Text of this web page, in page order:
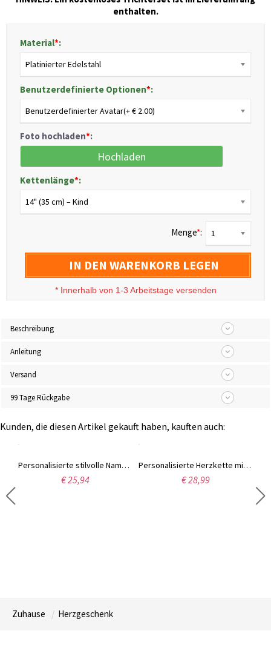
enthalten.
Material*:
Platinierter Edelstahl
Benutzerdefinierte Optionen*:
Benutzerdefinierter Avatar(+ € 2.00)
Foto hochladen*:
Hochladen
Kettenlänge*:
14" (35 cm) – Kind
Menge*: 1
IN DEN WARENKORB LEGEN
* Innerhalb von 1-3 Arbeitstage versenden
Beschreibung
Anleitung
Versand
99 Tage Rückgabe
Kunden, die diesen Artikel gekauft haben, kauften auch:
Personalisierte stilvolle Namen Halskette in Gold
€ 25,94
Personalisierte Herzkette mit Initiale, Anhänger aus Messing/Sterlingsilber 925, Geburtstags-/Hochzeits-/Valentinstagsgeschenk für Mädchen/Frauen/Mutter/Freunde
€ 28,99
Zuhause Herzgeschenk